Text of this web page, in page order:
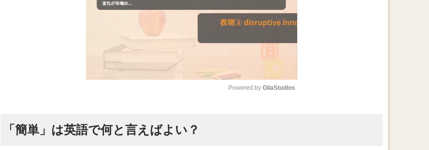
Powered by GliaStudios
「簡単」は英語で何と言えばよい？